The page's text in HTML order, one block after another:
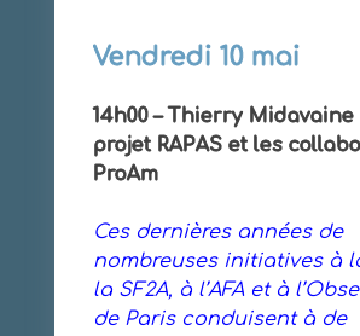
Vendredi 10 mai
14h00 – Thierry
projet RAPAS et les
ProAm
Ces dernières années de
nombreuses initiatives à
la SF2A, à l’AFA et à
de Paris conduisent à de